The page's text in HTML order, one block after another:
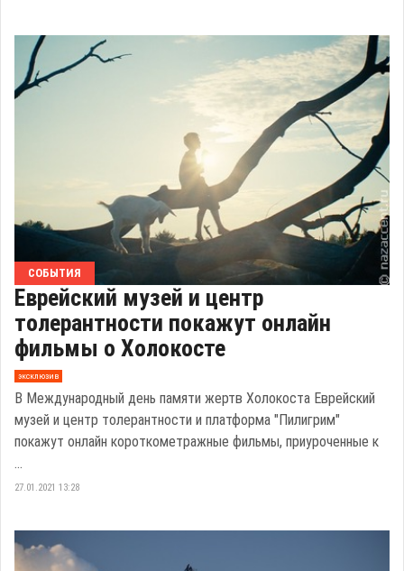
СОБЫТИЯ
Еврейский музей и центр
толерантности покажут онлайн
фильмы о Холокосте
эксклюзив
В Международный день памяти жертв Холокоста Еврейский
музей и центр толерантности и платформа "Пилигрим"
покажут онлайн короткометражные фильмы, приуроченные к
...
27.01.2021 13:28